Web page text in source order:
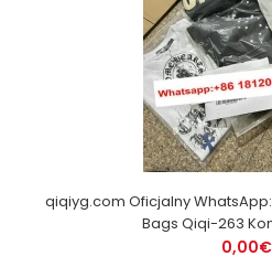
qiqiyg.com Oficjalny WhatsApp:
Bags Qiqi-263
0,00€